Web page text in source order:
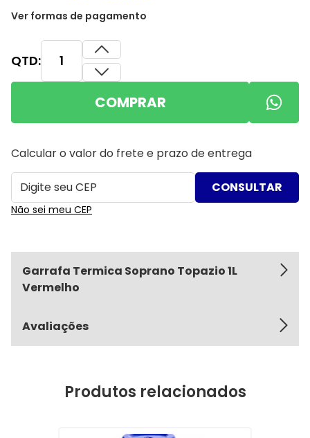
Ver formas de pagamento
QTD:
COMPRAR
Calcular o valor do frete e prazo de entrega
Não sei meu CEP
Garrafa Termica Soprano Topazio 1L
Vermelho
Avaliações
Produtos relacionados